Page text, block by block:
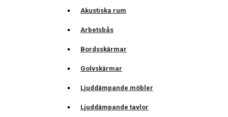
Akustiska rum
Arbetsbås
Bordsskärmar
Golvskärmar
Ljuddämpande möbler
Ljuddämpande tavlor